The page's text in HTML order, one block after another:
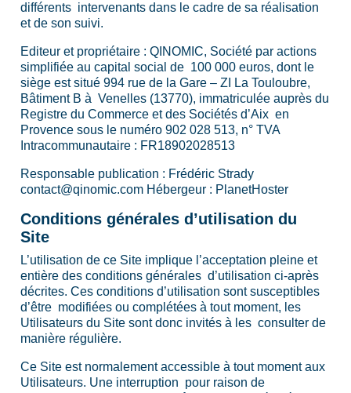
différents intervenants dans le cadre de sa réalisation
et de son suivi.
Editeur et propriétaire : QINOMIC, Société par actions
simplifiée au capital social de 100 000 euros, dont le
siège est situé 994 rue de la Gare – ZI La Touloubre,
Bâtiment B à Venelles (13770), immatriculée auprès du
Registre du Commerce et des Sociétés d’Aix en
Provence sous le numéro 902 028 513, n° TVA
Intracommunautaire : FR18902028513
Responsable publication : Frédéric Strady
contact@qinomic.com Hébergeur : PlanetHoster
Conditions générales d’utilisation du
Site
L’utilisation de ce Site implique l’acceptation pleine et
entière des conditions générales d’utilisation ci-après
décrites. Ces conditions d’utilisation sont susceptibles
d’être modifiées ou complétées à tout moment, les
Utilisateurs du Site sont donc invités à les consulter de
manière régulière.
Ce Site est normalement accessible à tout moment aux
Utilisateurs. Une interruption pour raison de